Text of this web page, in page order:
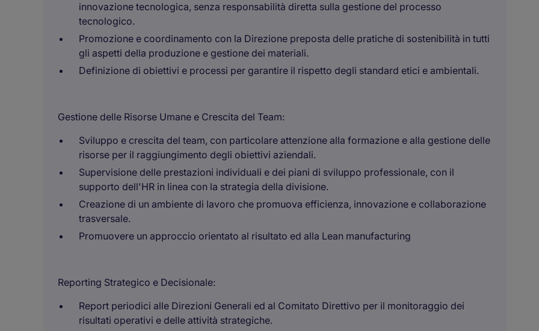
innovazione tecnologica, senza responsabilità diretta sulla gestione del processo
tecnologico.
Promozione e coordinamento con la Direzione preposta delle pratiche di sostenibilità in tutti
gli aspetti della produzione e gestione dei materiali.
Definizione di obiettivi e processi per garantire il rispetto degli standard etici e ambientali.
Gestione delle Risorse Umane e Crescita del Team:
Sviluppo e crescita del team, con particolare attenzione alla formazione e alla gestione delle
risorse per il raggiungimento degli obiettivi aziendali.
Supervisione delle prestazioni individuali e dei piani di sviluppo professionale, con il
supporto dell'HR in linea con la strategia della divisione.
Creazione di un ambiente di lavoro che promuova efficienza, innovazione e collaborazione
trasversale.
Promuovere un approccio orientato al risultato ed alla Lean manufacturing
Reporting Strategico e Decisionale:
Report periodici alle Direzioni Generali ed al Comitato Direttivo per il monitoraggio dei
risultati operativi e delle attività strategiche.